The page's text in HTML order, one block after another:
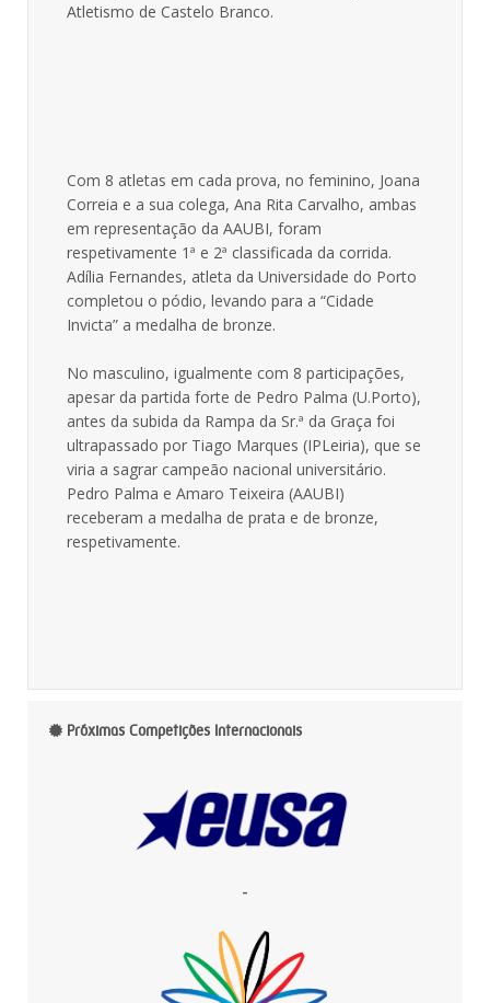
Atletismo de Castelo Branco.
Com 8 atletas em cada prova, no feminino, Joana
Correia e a sua colega, Ana Rita Carvalho, ambas
em representação da AAUBI, foram
respetivamente 1ª e 2ª classificada da corrida.
Adília Fernandes, atleta da Universidade do Porto
completou o pódio, levando para a “Cidade
Invicta” a medalha de bronze.
No masculino, igualmente com 8 participações,
apesar da partida forte de Pedro Palma (U.Porto),
antes da subida da Rampa da Sr.ª da Graça foi
ultrapassado por Tiago Marques (IPLeiria), que se
viria a sagrar campeão nacional universitário.
Pedro Palma e Amaro Teixeira (AAUBI)
receberam a medalha de prata e de bronze,
respetivamente.
Próximas Competições Internacionais
-